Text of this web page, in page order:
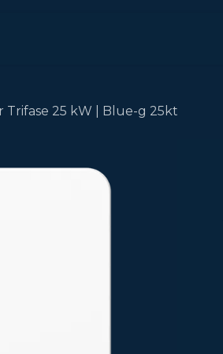
Trifase 25 kW | Blue-g 25kt